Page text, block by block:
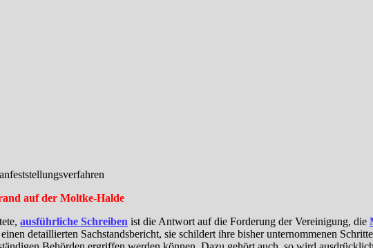
auf der Moltke-Halde
ausführliche Schreiben ist die Antwort auf die Forderung der Vereinigung, die
detaillierten Sachstandsbericht, sie schildert ihre bisher unternommenen